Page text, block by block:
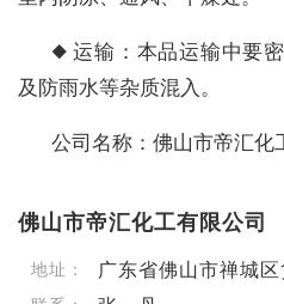
◆ 运输：本品运输中要
及防雨水等杂质混入。
公司名称：佛山市帝汇化
佛山市帝汇化工有限公司
地址： 广东省佛山市禅城